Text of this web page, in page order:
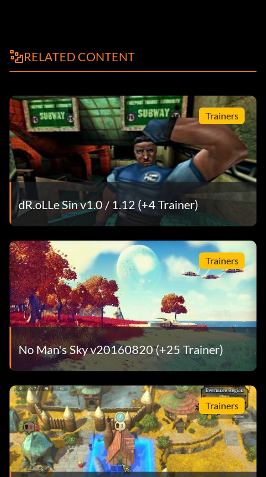
RELATED CONTENT
Trainers
dR.oLLe Sin v1.0 / 1.12 (+4 Trainer)
Trainers
No Man's Sky v20160820 (+25 Trainer)
Trainers